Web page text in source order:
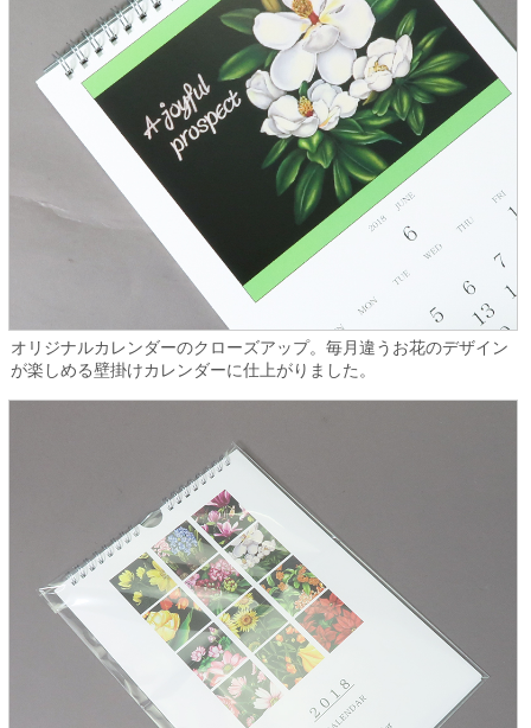
オリジナルカレンダーのクローズアップ。毎月違うお花のデザイン
が楽しめる壁掛けカレンダーに仕上がりました。